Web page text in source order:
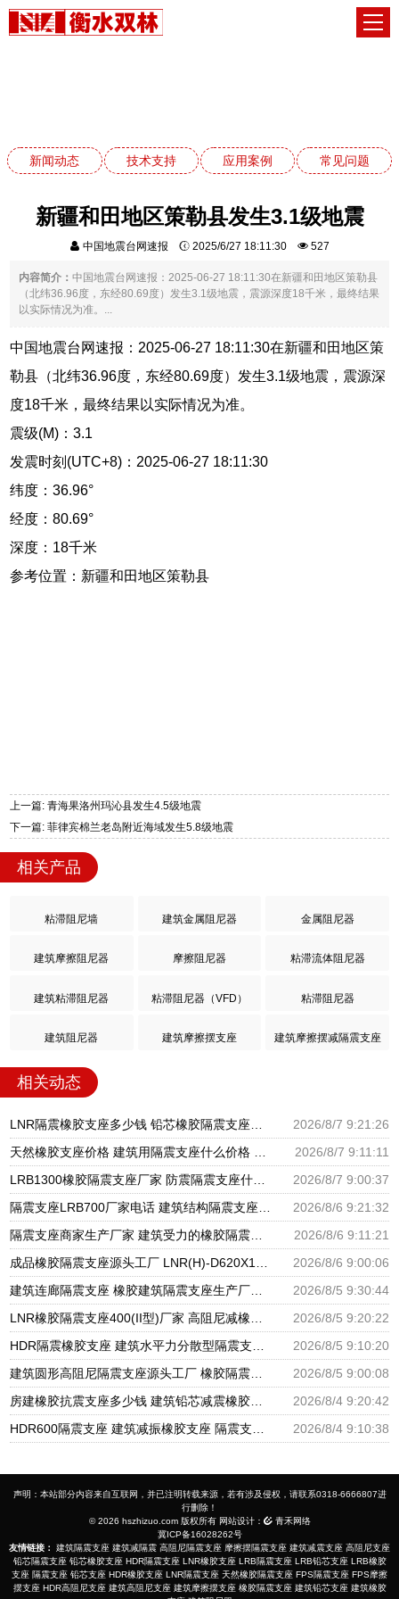
新闻动态 技术支持 应用案例 常见问题
新疆和田地区策勒县发生3.1级地震
中国地震台网速报 2025/6/27 18:11:30 527
内容简介：中国地震台网速报：2025-06-27 18:11:30在新疆和田地区策勒县
（北纬36.96度，东经80.69度）发生3.1级地震，震源深度18千米，最终结果
以实际情况为准。...
中国地震台网速报：2025-06-27 18:11:30在新疆和田地区策
勒县（北纬36.96度，东经80.69度）发生3.1级地震，震源深
度18千米，最终结果以实际情况为准。
震级(M)：3.1
发震时刻(UTC+8)：2025-06-27 18:11:30
纬度：36.96°
经度：80.69°
深度：18千米
参考位置：新疆和田地区策勒县
上一篇: 青海果洛州玛沁县发生4.5级地震
下一篇: 菲律宾棉兰老岛附近海域发生5.8级地震
相关产品
粘滞阻尼墙 建筑金属阻尼器 金属阻尼器
建筑摩擦阻尼器 摩擦阻尼器 粘滞流体阻尼器
建筑粘滞阻尼器 粘滞阻尼器（VFD） 粘滞阻尼器
建筑阻尼器 建筑摩擦摆支座 建筑摩擦摆减隔震支座
相关动态
LNR隔震橡胶支座多少钱 铅芯橡胶隔震支座报价 高阻尼橡胶隔震支座生产厂家
2026/8/7 9:21:26
天然橡胶支座价格 建筑用隔震支座什么价格 橡胶楼梯支座价格
2026/8/7 9:11:11
LRB1300橡胶隔震支座厂家 防震隔震支座什么价格 LRB700铅芯橡胶隔震支座什么价格
2026/8/7 9:00:37
隔震支座LRB700厂家电话 建筑结构隔震支座厂家电话 LNR900隔震橡胶支座生产加工
2026/8/6 9:21:32
隔震支座商家生产厂家 建筑受力的橡胶隔震支座厂家 LNR隔震支座500厂家
2026/8/6 9:11:21
成品橡胶隔震支座源头工厂 LNR(H)-D620X179隔震支座源头工厂 水平分散型隔震支座生产厂家
2026/8/6 9:00:06
建筑连廊隔震支座 橡胶建筑隔震支座生产厂家 建筑铅芯隔振支座厂家
2026/8/5 9:30:44
LNR橡胶隔震支座400(II型)厂家 高阻尼减橡胶隔震支座厂家 建筑橡胶建筑隔震支座厂家
2026/8/5 9:20:22
HDR隔震橡胶支座 建筑水平力分散型隔震支座生产厂家 圆形高阻尼隔震支座的源头工厂
2026/8/5 9:10:20
建筑圆形高阻尼隔震支座源头工厂 橡胶隔震支座定制厂家 建筑橡胶隔震支座LRB500源头工厂
2026/8/5 9:00:08
房建橡胶抗震支座多少钱 建筑铅芯减震橡胶隔震支座厂家 LNR500橡胶支座厂家电话
2026/8/4 9:20:42
HDR600隔震支座 建筑减振橡胶支座 隔震支座厂家批发
2026/8/4 9:10:38
声明：本站部分内容来自互联网，并已注明转载来源，若有涉及侵权，请联系0318-6666807进
行删除！
© 2026 hszhizuo.com 版权所有 网站设计：
青禾网络
冀ICP备16028262号
友情链接：
建筑隔震支座 建筑减隔震 高阻尼隔震支座 摩擦摆隔震支座 建筑减震支座 高阻尼支座
铅芯隔震支座 铅芯橡胶支座 HDR隔震支座 LNR橡胶支座 LRB隔震支座 LRB铅芯支座 LRB橡胶
支座 隔震支座 铅芯支座 HDR橡胶支座 LNR隔震支座 天然橡胶隔震支座 FPS隔震支座 FPS摩擦
摆支座 HDR高阻尼支座 建筑高阻尼支座 建筑摩擦摆支座 橡胶隔震支座 建筑铅芯支座 建筑橡胶